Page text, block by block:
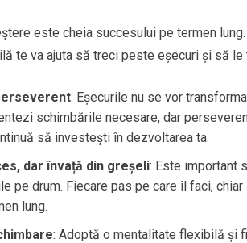
este cheia succesului pe termen
te va ajuta să treci peste eșecuri și să
: Eșecurile nu se vor
schimbările necesare, dar
să investești în dezvoltarea ta.
dar învață din greșeli: Este important
pe drum. Fiecare pas pe care îl faci,
lung.
: Adoptă o mentalitate flexibilă și